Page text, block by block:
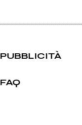
PUBBLICITÀ
FAQ